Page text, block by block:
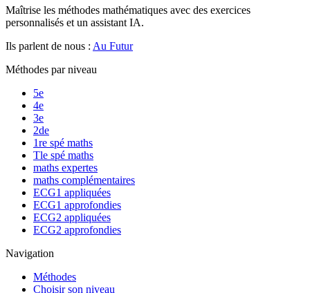
Maîtrise les méthodes mathématiques avec des exercices
personnalisés et un assistant IA.
Ils parlent de nous : Au Futur
Méthodes par niveau
5e
4e
3e
2de
1re spé maths
Tle spé maths
maths expertes
maths complémentaires
ECG1 appliquées
ECG1 approfondies
ECG2 appliquées
ECG2 approfondies
Navigation
Méthodes
Choisir son niveau